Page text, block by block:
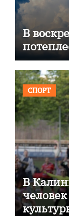
В
СПОРТ
В